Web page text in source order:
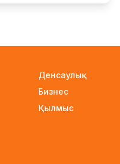
қару
есірткі
Денсаулық
Бизнес
Қылмыс